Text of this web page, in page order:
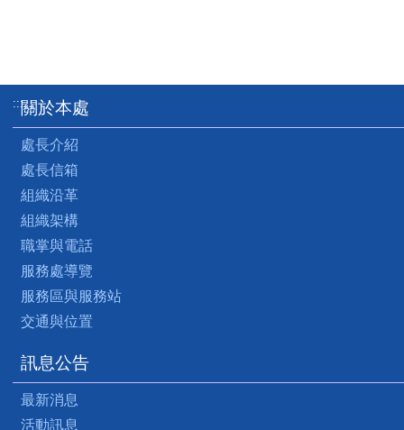
:::關於本處
處長介紹
處長信箱
組織沿革
組織架構
職掌與電話
服務處導覽
服務區與服務站
交通與位置
訊息公告
最新消息
活動訊息